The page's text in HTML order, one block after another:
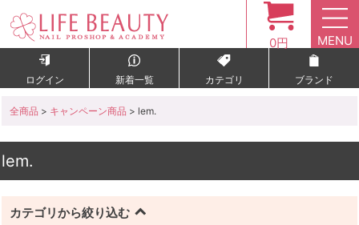
0円 MENU
ログイン 新着一覧 カテゴリ ブランド
全商品 > キャンペーン商品 > lem.
lem.
カテゴリから絞り込む